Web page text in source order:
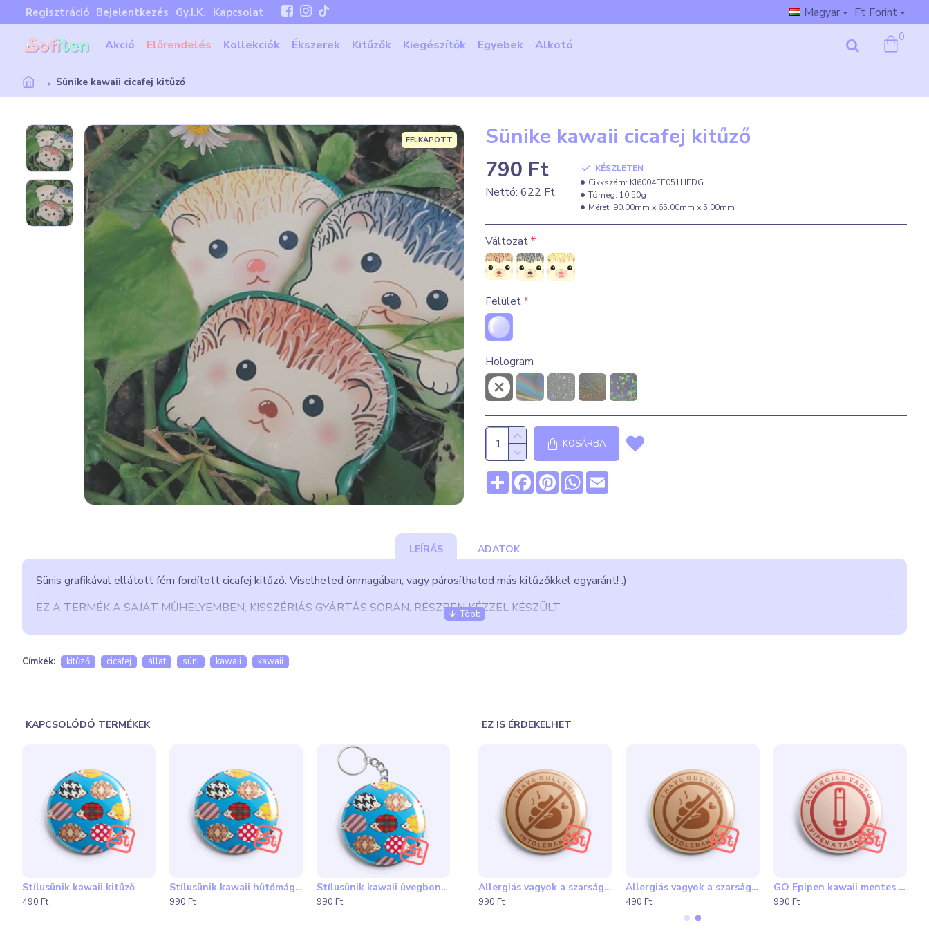
Regisztráció Bejelentkezés Gy.I.K. Kapcsolat Magyar Ft Forint
Akció Előrendelés Kollekciók Ékszerek Kitűzők Kiegészítők Egyebek Alkotó
0
Sünike kawaii cicafej kitűző
FELKAPOTT
Sünike kawaii cicafej kitűző
790 Ft
Nettó: 622 Ft
KÉSZLETEN
Cikkszám: KI6004FE051HEDG
Tömeg: 10.50g
Méret: 90.00mm x 65.00mm x 5.00mm
Változat
Felület
Hologram
KOSÁRBA
ShareFacebookPinterestWhatsApp
LEÍRÁS ADATOK
Sünis grafikával ellátott fém fordított cicafej kitűző. Viselheted önmagában, vagy párosíthatod más kitűzőkkel egyaránt! :)
EZ A TERMÉK A SAJÁT MŰHELYEMBEN, KISSZÉRIÁS GYÁRTÁS SORÁN, RÉSZBEN KÉZZEL KÉSZÜLT.
A termék rendelésre készül, várható elkészülési ideje 3-14 munkanap.
Átlátszó tasakban, papír hátlappal kerül szállításra a sérülések elkerülése végett. Külön kérésre a tasak, illetve papír hátlap nélkül, újrahasznosítható és komposztálható
A kép csak illusztráció. A színek a valóságban eltérőek lehetnek.
A Rendelési segédletet
, a csomagolásról szóló aloldalt pedigitttalálod.
Címkék: kitűző cicafej állat süni kawaii kawaii
KAPCSOLÓDÓ TERMÉKEK
Stílusünik kawaii kitűző
490 Ft
Stílusünik kawaii hűtőmágnes
990 Ft
Stílusünik kawaii üvegbontós kulcstartó
990 Ft
EZ IS ÉRDEKELHET
990 Ft 490 Ft 990 Ft
Allergiás vagyok a szarságokra kawaii hűtőmágnes
990 Ft
Allergiás vagyok a szarságokra kawaii kitűző
490 Ft
GO Epipen kawaii mentes hűtőmágnes
990 Ft